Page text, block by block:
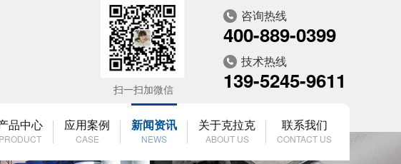
咨询热线
400-889-0399
技术热线
139-5245-9611
扫一扫加微信
品中心
PRODUCT
应用案例
CASE
新闻资讯
NEWS
关于克拉克
ABOUT US
联系我们
CONTACT US